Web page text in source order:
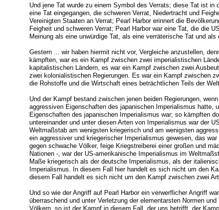
Und jene Tat wurde zu einem Symbol des Verrats; diese Tat ist in
eine Tat eingegangen, die schweren Verrat, Niedertracht und
Vereinigten Staaten an Verrat; Pearl Harbor erinnert die
Feigheit und schweren Verrat; Pearl Harbor war eine Tat, die die
Meinung als eine unwürdige Tat, als eine verräterische Tat und
Gestern ... wir haben hiermit nicht vor, Vergleiche anzustellen,
kämpften, war es ein Kampf zwischen zwei imperialistischen
kapitalistischen Ländern, es war ein Kampf zwischen zwei
zwei kolonialistischen Regierungen. Es war ein Kampf zwischen
die Rohstoffe und die Wirtschaft eines beträchtlichen Teils der
Und der Kampf bestand zwischen jenen beiden Regierungen,
aggressiven Eigenschaften des japanischen Imperialismus hatte,
Eigenschaften des japanischen Imperialismus war; so kämpften
untereinander und unter diesen Arten von Imperialismus war der
Weltmaßstab am wenigsten kriegerisch und am wenigsten
ein aggressiver und kriegerischer Imperialismus gewesen, das
gegen schwache Völker, feige Kriegstreiberei einer großen und
Nationen -, war der US-amerikanische Imperialismus im
Maße kriegerisch als der deutsche Imperialismus, als der
Imperialismus. In diesem Fall hier handelt es sich nicht um den
diesem Fall handelt es sich nicht um den Kampf zwischen zwei
Und so wie der Angriff auf Pearl Harbor ein verwerflicher Angriff
überraschend und unter Verletzung der elementarsten Normen
Völkern, so ist der Kampf in diesem Fall, der uns betrifft, der